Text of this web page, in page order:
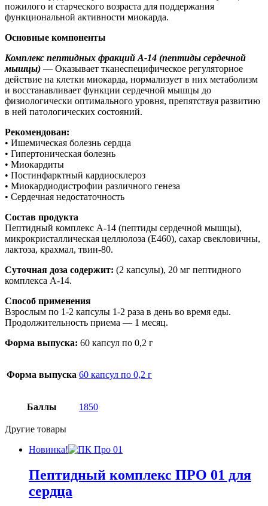
пожилого и старческого возраста для поддержания
функциональной активности миокарда.
Основные компоненты
Комплекс пептидных фракций A-14 (пептиды сердечной
мышцы) — Оказывает тканеспецифическое регуляторное
действие на клетки миокарда, нормализует в них метаболизм
и восстанавливает функции сердечной мышцы до
физиологически оптимального уровня, препятствуя развитию
в ней патологических состояний.
Рекомендован:
• Ишемическая болезнь сердца
• Гипертоническая болезнь
• Миокардиты
• Постинфарктный кардиосклероз
• Миокардиодистрофии различного генеза
• Сердечная недостаточность
Состав продукта
Пептидный комплекс А-14 (пептиды сердечной мышцы),
микрокристаллическая целлюлоза (Е460), сахар свекловичны,
лактоза, крахмал, твин-80.
Суточная доза содержит: (2 капсулы), 20 мг пептидного
комплекса А-14.
Способ применения
Взрослым по 1-2 капсулы 1-2 раза в день во время еды.
Продолжительность приема — 1 месяц.
Форма выпуска: 60 капсул по 0,2 г
Форма выпуска 60 капсул по 0,2 г
Баллы 1850
Другие товары
Новинка!
Пептидный комплекс ПРО 01 для
сердца